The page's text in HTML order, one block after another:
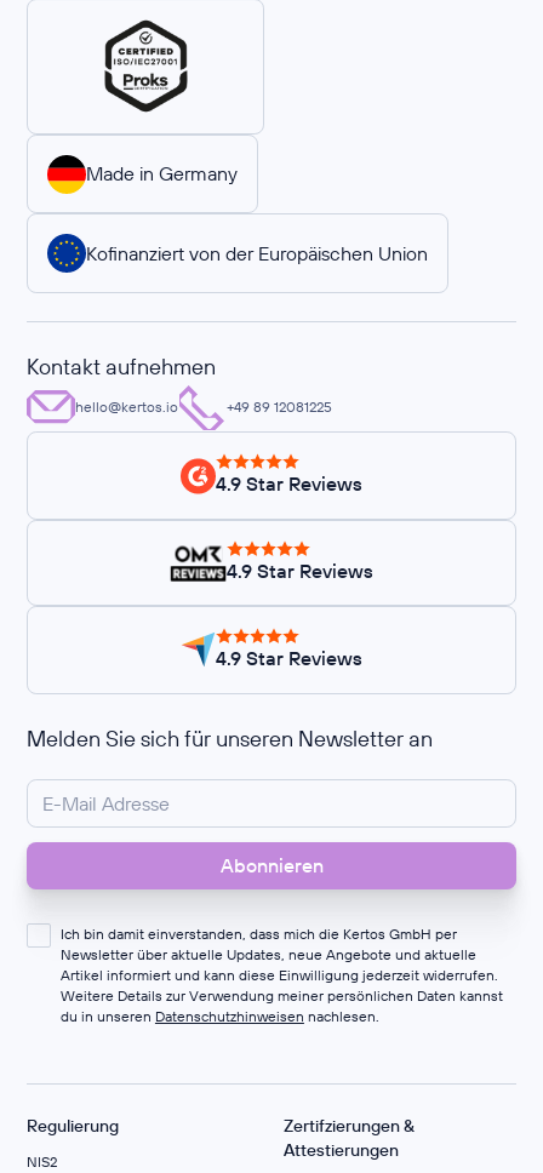
Made in Germany
Kofinanziert von der Europäischen Union
Kontakt aufnehmen
hello@kertos.io +49 89 12081225
4.9 Star Reviews
4.9 Star Reviews
4.9 Star Reviews
Melden Sie sich für unseren Newsletter an
Ich bin damit einverstanden, dass mich die Kertos GmbH per
Newsletter über aktuelle Updates, neue Angebote und aktuelle
Artikel informiert und kann diese Einwilligung jederzeit widerrufen.
Weitere Details zur Verwendung meiner persönlichen Daten kannst
du in unseren Datenschutzhinweisen nachlesen.
Regulierung
NIS2
Zertifzierungen &
Attestierungen